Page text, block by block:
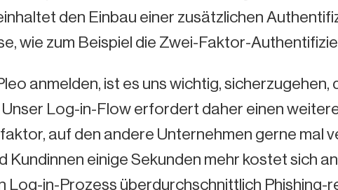
den Einbau einer zusätzlichen
wie zum Beispiel die Zwei-Faktor-
anmelden, ist es uns wichtig, sicherzugehen,
Unser Log-in-Flow erfordert daher einen
auf den andere Unternehmen gerne mal
Kundinnen einige Sekunden mehr kostet sich
Log-in-Prozess überdurchschnittlich Phishing-